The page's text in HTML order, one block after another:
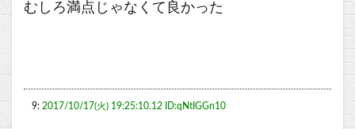
むしろ満点じゃなくて良かった
9: 2017/10/17(火) 19:25:10.12 ID:qNtIGGn10